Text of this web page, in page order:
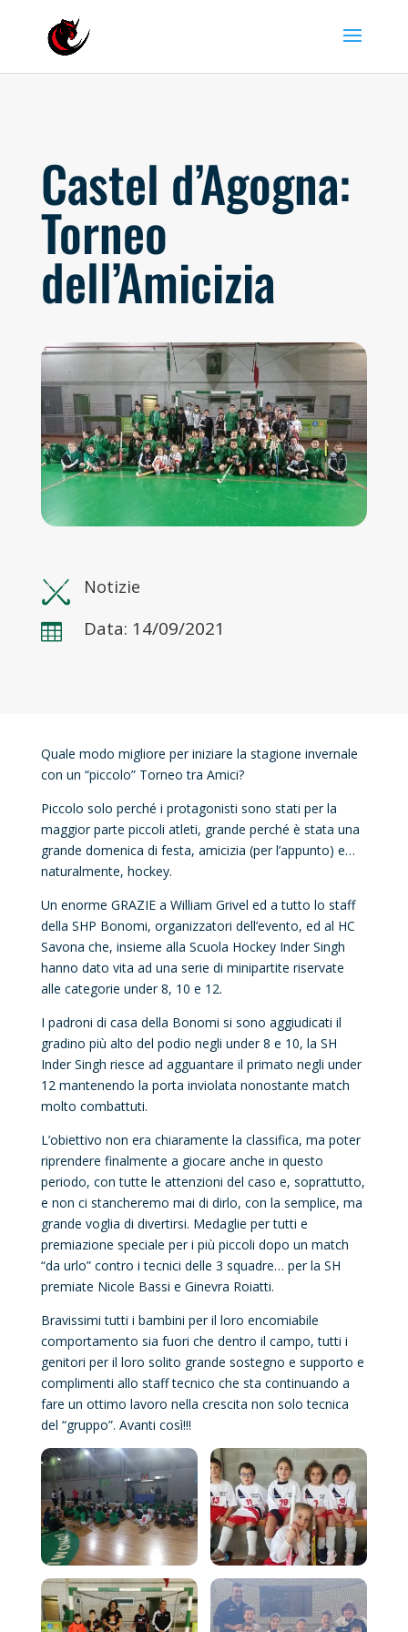
Castel d’Agogna:
Torneo
dell’Amicizia
Notizie
 Data: 14/09/2021
Quale modo migliore per iniziare la stagione invernale
con un “piccolo” Torneo tra Amici?
Piccolo solo perché i protagonisti sono stati per la
maggior parte piccoli atleti, grande perché è stata una
grande domenica di festa, amicizia (per l’appunto) e…
naturalmente, hockey.
Un enorme GRAZIE a William Grivel ed a tutto lo staff
della SHP Bonomi, organizzatori dell’evento, ed al HC
Savona che, insieme alla Scuola Hockey Inder Singh
hanno dato vita ad una serie di minipartite riservate
alle categorie under 8, 10 e 12.
I padroni di casa della Bonomi si sono aggiudicati il
gradino più alto del podio negli under 8 e 10, la SH
Inder Singh riesce ad agguantare il primato negli under
12 mantenendo la porta inviolata nonostante match
molto combattuti.
L’obiettivo non era chiaramente la classifica, ma poter
riprendere finalmente a giocare anche in questo
periodo, con tutte le attenzioni del caso e, soprattutto,
e non ci stancheremo mai di dirlo, con la semplice, ma
grande voglia di divertirsi. Medaglie per tutti e
premiazione speciale per i più piccoli dopo un match
“da urlo” contro i tecnici delle 3 squadre… per la SH
premiate Nicole Bassi e Ginevra Roiatti.
Bravissimi tutti i bambini per il loro encomiabile
comportamento sia fuori che dentro il campo, tutti i
genitori per il loro solito grande sostegno e supporto e
complimenti allo staff tecnico che sta continuando a
fare un ottimo lavoro nella crescita non solo tecnica
del “gruppo”. Avanti così!!!